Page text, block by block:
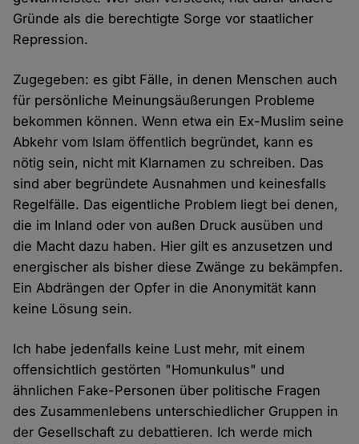
Gründe als die berechtigte Sorge vor staatlicher
Repression.
Zugegeben: es gibt Fälle, in denen Menschen auch
für persönliche Meinungsäußerungen Probleme
bekommen können. Wenn etwa ein Ex-Muslim seine
Abkehr vom Islam öffentlich begründet, kann es
nötig sein, nicht mit Klarnamen zu schreiben. Das
sind aber begründete Ausnahmen und keinesfalls
Regelfälle. Das eigentliche Problem liegt bei denen,
die im Inland oder von außen Druck ausüben und
die Macht dazu haben. Hier gilt es anzusetzen und
energischer als bisher diese Zwänge zu bekämpfen.
Ein Abdrängen der Opfer in die Anonymität kann
keine Lösung sein.
Ich habe jedenfalls keine Lust mehr, mit einem
offensichtlich gestörten "Homunkulus" und
ähnlichen Fake-Personen über politische Fragen
des Zusammenlebens unterschiedlicher Gruppen in
der Gesellschaft zu debattieren. Ich werde mich